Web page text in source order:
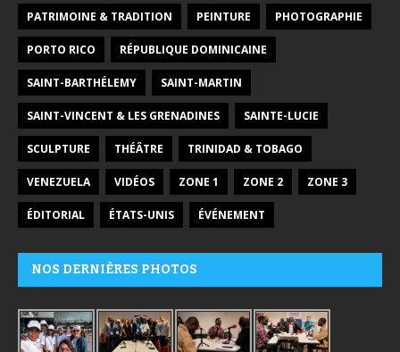
PATRIMOINE & TRADITION PEINTURE PHOTOGRAPHIE
PORTO RICO RÉPUBLIQUE DOMINICAINE
SAINT-BARTHÉLEMY SAINT-MARTIN
SAINT-VINCENT & LES GRENADINES SAINTE-LUCIE
SCULPTURE THÉÂTRE TRINIDAD & TOBAGO
VENEZUELA VIDÉOS ZONE 1 ZONE 2 ZONE 3
ÉDITORIAL ÉTATS-UNIS ÉVÉNEMENT
NOS DERNIÈRES PHOTOS